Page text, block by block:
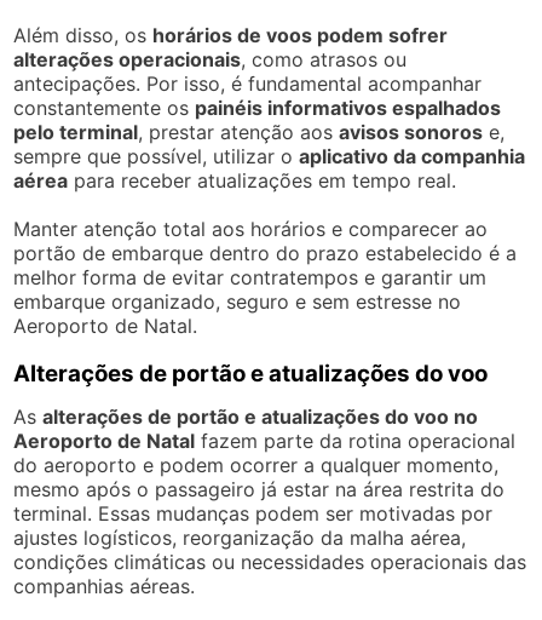
Além disso, os horários de voos podem sofrer
alterações operacionais, como atrasos ou
antecipações. Por isso, é fundamental acompanhar
constantemente os painéis informativos espalhados
pelo terminal, prestar atenção aosavisos sonoros e,
sempre que possível, utilizar oaplicativo da companhia
aérea para receber atualizações em tempo real.
Manter atenção total aos horários e comparecer ao
portão de embarque dentro do prazo estabelecido é a
melhor forma de evitar contratempos e garantir um
embarque organizado, seguro e sem estresse no
Aeroporto de Natal.
Alterações de portão e atualizações do voo
Asalterações de portão e atualizações do voo no
Aeroporto de Natal fazem parte da rotina operacional
do aeroporto e podem ocorrer a qualquer momento,
mesmo após o passageiro já estar na área restrita do
terminal. Essas mudanças podem ser motivadas por
ajustes logísticos, reorganização da malha aérea,
condições climáticas ou necessidades operacionais das
companhias aéreas.